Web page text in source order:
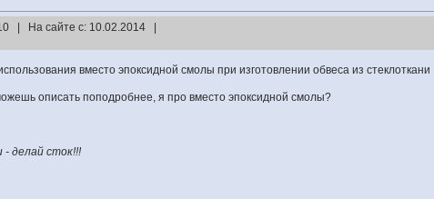
| На сайте с: 10.02.2014 |
вместо эпоксидной смолы при изготовлении обвеса из стеклоткани
описать поподробнее, я про вместо эпоксидной смолы?
делай сток!!!